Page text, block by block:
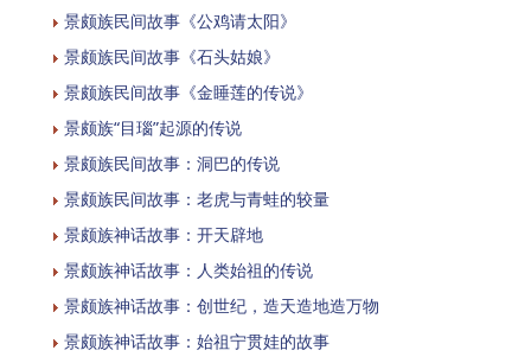
景颇族民间故事《公鸡请太阳》
景颇族民间故事《石头姑娘》
景颇族民间故事《金睡莲的传说》
景颇族“目瑙”起源的传说
景颇族民间故事：洞巴的传说
景颇族民间故事：老虎与青蛙的较量
景颇族神话故事：开天辟地
景颇族神话故事：人类始祖的传说
景颇族神话故事：创世纪，造天造地造万物
景颇族神话故事：始祖宁贯娃的故事